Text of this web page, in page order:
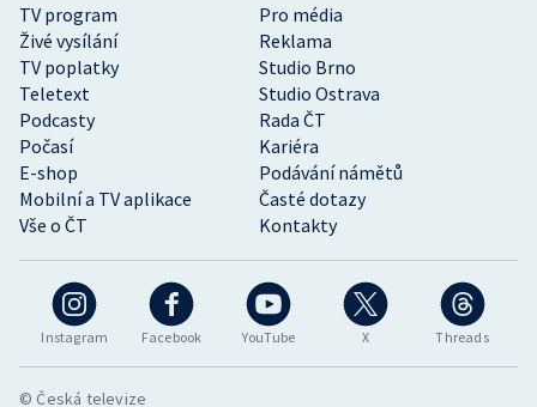
Instagram Facebook YouTube X Threads
TV program
Pro média
Živé vysílání
Reklama
TV poplatky
Studio Brno
Teletext
Studio Ostrava
Podcasty
Rada ČT
Počasí
Kariéra
E-shop
Podávání námětů
Mobilní a TV aplikace
Časté dotazy
Vše o ČT
Kontakty
© Česká televize